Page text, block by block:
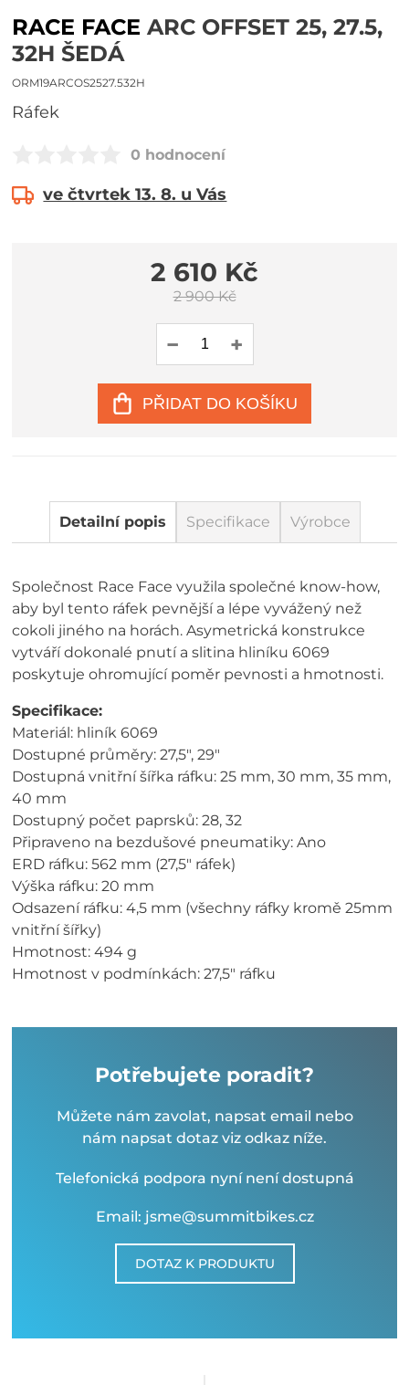
RACE FACE ARC OFFSET 25, 27.5,
32H ŠEDÁ
ORM19ARCOS2527.532H
ráfek
0 hodnocení
ve čtvrtek 13. 8. u Vás
2 610 Kč
2 900 Kč
PŘIDAT DO KOŠÍKU
Detailní popis Specifikace Výrobce
Společnost Race Face využila společné know-how,
aby byl tento ráfek pevnější a lépe vyvážený než
cokoli jiného na horách. Asymetrická konstrukce
vytváří dokonalé pnutí a slitina hliníku 6069
poskytuje ohromující poměr pevnosti a hmotnosti.
Specifikace:
Materiál: hliník 6069
Dostupné průměry: 27,5", 29"
Dostupná vnitřní šířka ráfku: 25 mm, 30 mm, 35 mm,
40 mm
Dostupný počet paprsků: 28, 32
Připraveno na bezdušové pneumatiky: Ano
ERD ráfku: 562 mm (27,5" ráfek)
Výška ráfku: 20 mm
Odsazení ráfku: 4,5 mm (všechny ráfky kromě 25mm
vnitřní šířky)
Hmotnost: 494 g
Hmotnost v podmínkách: 27,5" ráfku
Potřebujete poradit?
Můžete nám zavolat, napsat email nebo
nám napsat dotaz viz odkaz níže.
Telefonická podpora nyní není dostupná
Email: jsme@summitbikes.cz
DOTAZ K PRODUKTU